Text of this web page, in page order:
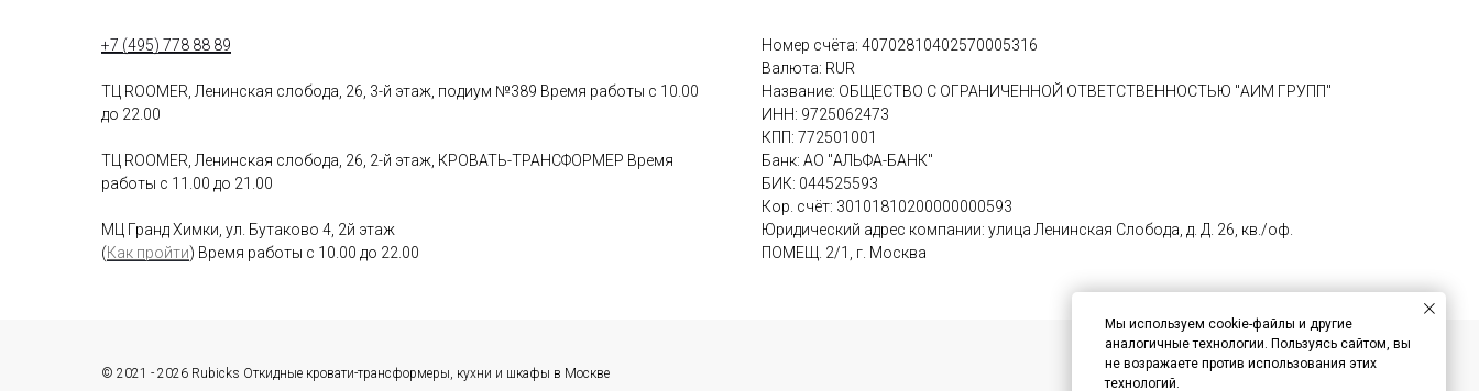
+7 (495) 778 88 89
ТЦ ROOMER, Ленинская слобода, 26, 3-й этаж, подиум №389 Время работы с 10.00
до 22.00
ТЦ ROOMER, Ленинская слобода, 26, 2-й этаж, КРОВАТЬ-ТРАНСФОРМЕР Время
работы с 11.00 до 21.00
МЦ Гранд Химки, ул. Бутаково 4, 2й этаж
(Как пройти) Время работы с 10.00 до 22.00
Номер счёта: 40702810402570005316
Валюта: RUR
Название: ОБЩЕСТВО С ОГРАНИЧЕННОЙ ОТВЕТСТВЕННОСТЬЮ "АИМ ГРУПП"
ИНН: 9725062473
КПП: 772501001
Банк: АО "АЛЬФА-БАНК"
БИК: 044525593
Кор. счёт: 30101810200000000593
Юридический адрес компании: улица Ленинская Слобода, д. Д. 26, кв./оф.
ПОМЕЩ. 2/1, г. Москва
© 2021 - 2026 Rubicks Откидные кровати-трансформеры, кухни и шкафы в Москве
Мы используем cookie-файлы и другие
аналогичные технологии. Пользуясь сайтом, вы
не возражаете против использования этих
технологий.